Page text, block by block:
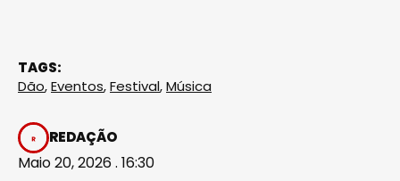
TAGS:
Dão,Eventos,Festival,Música
REDAÇÃO
Maio 20, 2026 . 16:30